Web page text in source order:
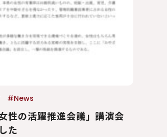
#News
性の活躍推進会議」講演会
た